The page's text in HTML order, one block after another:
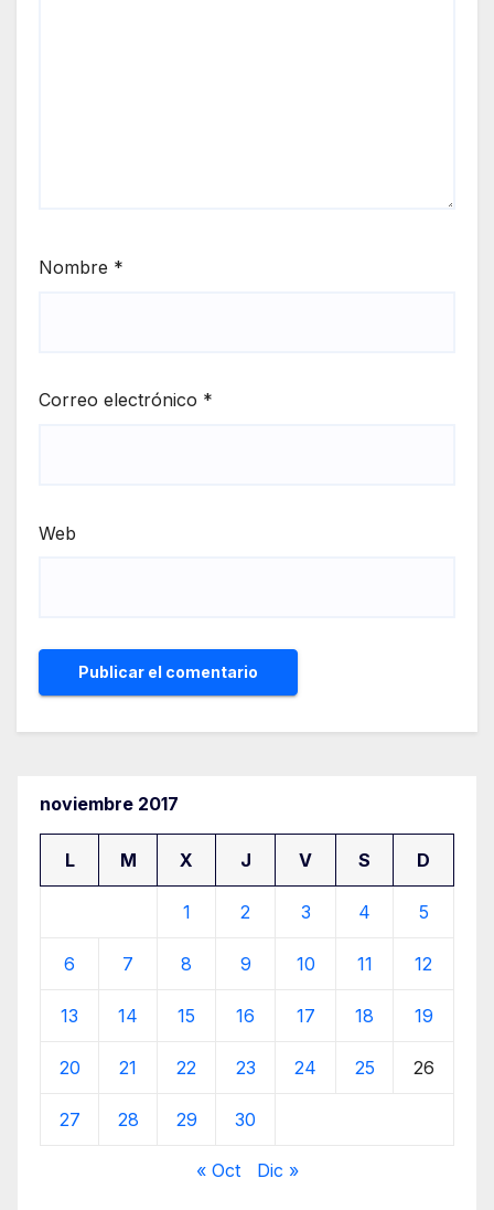
Nombre *
Correo electrónico *
Web
noviembre 2017
L M X J V S D
1 2 3 4 5
6 7 8 9 10 11 12
13 14 15 16 17 18 19
20 21 22 23 24 25 26
27 28 29 30
« Oct Dic »